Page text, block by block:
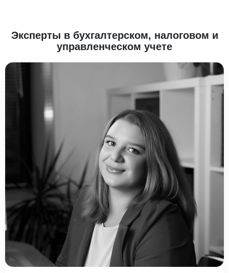
Эксперты в бухгалтерском, налоговом и
управленческом учете